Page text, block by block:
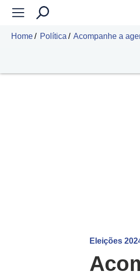
Home Política Acompanhe a
Eleições